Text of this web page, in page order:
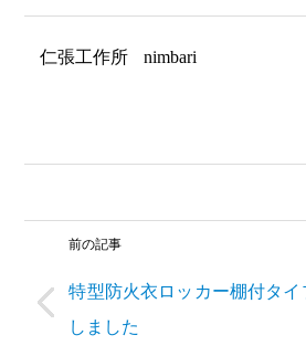
仁張工作所 nimbari
前の記事
特型防火衣ロッカー棚付タ
しました